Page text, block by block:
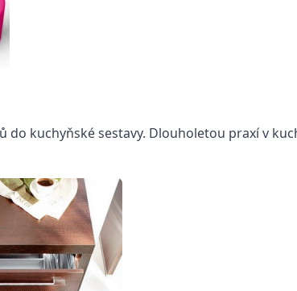
kuchyňské sestavy. Dlouholetou praxí v